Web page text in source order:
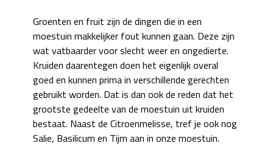
Groenten en fruit zijn de dingen die in een
moestuin makkelijker fout kunnen gaan. Deze zijn
wat vatbaarder voor slecht weer en ongedierte.
Kruiden daarentegen doen het eigenlijk overal
goed en kunnen prima in verschillende gerechten
gebruikt worden. Dat is dan ook de reden dat het
grootste gedeelte van de moestuin uit kruiden
bestaat. Naast de Citroenmelisse, tref je ook nog
Salie, Basilicum en Tijm aan in onze moestuin.